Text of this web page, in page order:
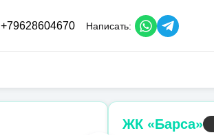
+79628604670 Написать:
ЖК «Барса»